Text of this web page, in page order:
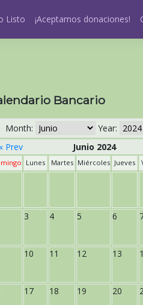
Listo ¡Aceptamos donaciones!
Bancario
Month:
Year:
« Prev
Junio 2024
Lunes Martes Miércoles Jueves
3 4 5 6
10 11 12 13
17 18 19 20